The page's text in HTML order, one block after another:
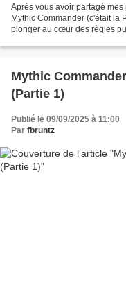
Après vous avoir partagé
Mythic Commander (c'était la
plonger au cœur des règles
Mythic
(Partie 1)
Publié le 09/09/2025 à 11:00
Par fbruntz